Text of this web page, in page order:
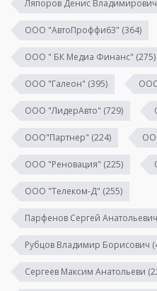
Ляпоров Денис Владимирович
ООО "АвтоПроффи63" (364)
ООО " БК Медиа Финанс" (275)
ООО "Галеон" (395)
ООО "ЛидерАвто" (729)
ООО"Партнер" (224)
ООО "Реновация" (225)
ООО "Телеком-Д" (255)
Парфенов Сергей Анатольевич
Рубцов Владимир Борисович
Сергеев Максим Анатольеви